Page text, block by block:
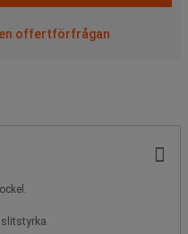
offertförfrågan